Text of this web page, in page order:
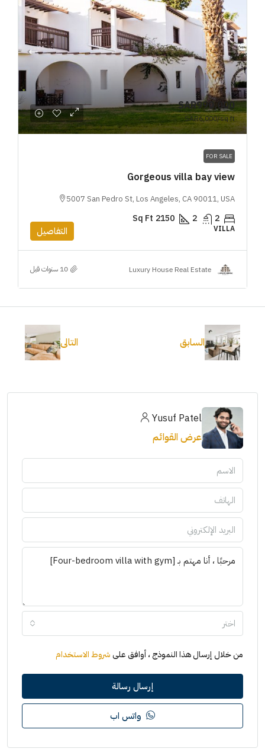
SAR990,000
SAR6,000/sq ft
FOR SALE
Gorgeous villa bay view
5007 San Pedro St, Los Angeles, CA 90011, USA
2
2
2150
Sq Ft
VILLA التفاصيل
Luxury House Real Estate
السابق التالى
Yusuf Patel
عرض القوائم
اختر
من خلال إرسال هذا النموذج ، أوافق علىشروط الاستخدام
إرسال رسالة
واتس اب